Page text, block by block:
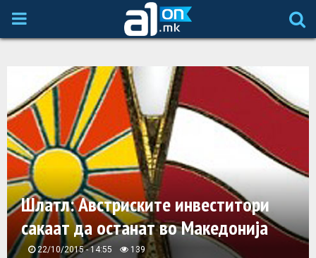
P
M
A
R
Y
Шлатл: Австриските инвеститори
сакаат да останат во Македонија
22/10/2015 - 14:55 139